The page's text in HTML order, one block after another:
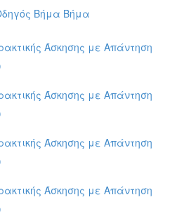
Βήμα Βήμα
Άσκησης με Απάντηση
Άσκησης με Απάντηση
Άσκησης με Απάντηση
Άσκησης με Απάντηση